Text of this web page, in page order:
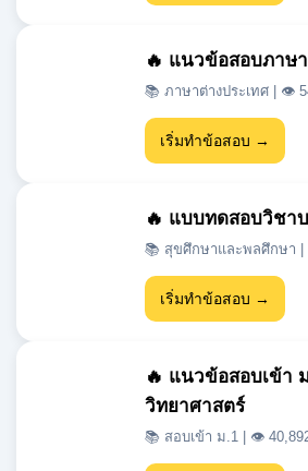
ยอดเข้าชม ใ
🔥 ชุดข้อสอบยอดนิยม
🔥 แนวข้อสอบวิทยา
ศึกษาปีที่ 4 ชุดที่ 1
เริ่มทำข้อสอบ →
🔥 แนวข้อสอบภาษา